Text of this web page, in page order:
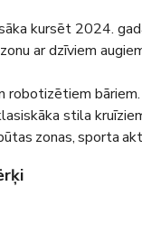
kursēt 2024.
ar dzīviem
robotizētiem bāriem.
stila
zonas, sporta